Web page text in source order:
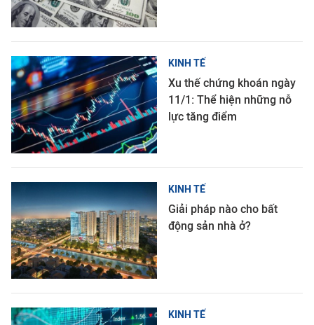
KINH TẾ
Xu thế chứng khoán ngày
11/1: Thể hiện những nỗ
lực tăng điểm
KINH TẾ
Giải pháp nào cho bất
động sản nhà ở?
KINH TẾ